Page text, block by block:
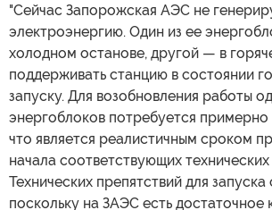
"Сейчас Запорожская АЭС не
электроэнергию. Один из ее
холодном останове, другой — в
поддерживать станцию в состоянии
запуску. Для возобновления работы
энергоблоков потребуется примерно
что является реалистичным сроком
начала соответствующих технических
Технических препятствий для
поскольку на ЗАЭС есть достаточное